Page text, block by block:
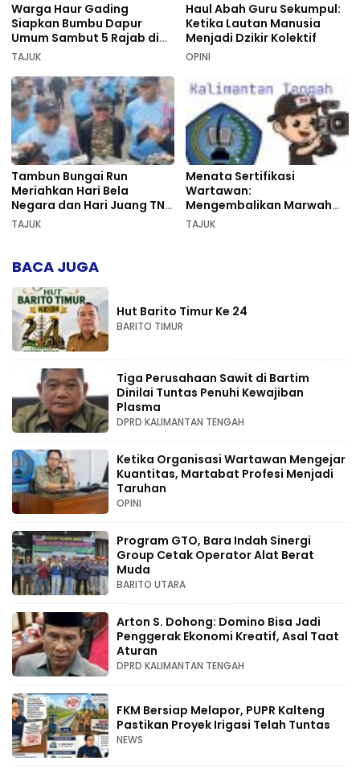
Warga Haur Gading
Siapkan Bumbu Dapur
Umum Sambut 5 Rajab di
Sekumpul
TAJUK
Haul Abah Guru Sekumpul:
Ketika Lautan Manusia
Menjadi Dzikir Kolektif
OPINI
Tambun Bungai Run
Meriahkan Hari Bela
Negara dan Hari Juang TNI
AD di Palangka Raya
TAJUK
Menata Sertifikasi
Wartawan:
Mengembalikan Marwah
Pers dan Keadilan
TAJUK
BACA JUGA
Hut Barito Timur Ke 24
BARITO TIMUR
Tiga Perusahaan Sawit di Bartim
Dinilai Tuntas Penuhi Kewajiban
Plasma
DPRD KALIMANTAN TENGAH
Ketika Organisasi Wartawan Mengejar
Kuantitas, Martabat Profesi Menjadi
Taruhan
OPINI
Program GTO, Bara Indah Sinergi
Group Cetak Operator Alat Berat
Muda
BARITO UTARA
Arton S. Dohong: Domino Bisa Jadi
Penggerak Ekonomi Kreatif, Asal Taat
Aturan
DPRD KALIMANTAN TENGAH
FKM Bersiap Melapor, PUPR Kalteng
Pastikan Proyek Irigasi Telah Tuntas
NEWS